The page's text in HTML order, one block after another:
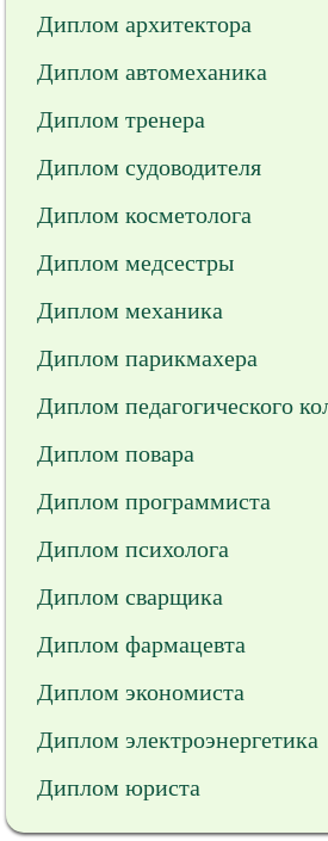
Диплом архитектора
Диплом автомеханика
Диплом тренера
Диплом судоводителя
Диплом косметолога
Диплом медсестры
Диплом механика
Диплом парикмахера
Диплом педагогического
Диплом повара
Диплом программиста
Диплом психолога
Диплом сварщика
Диплом фармацевта
Диплом экономиста
Диплом электроэнергетика
Диплом юриста